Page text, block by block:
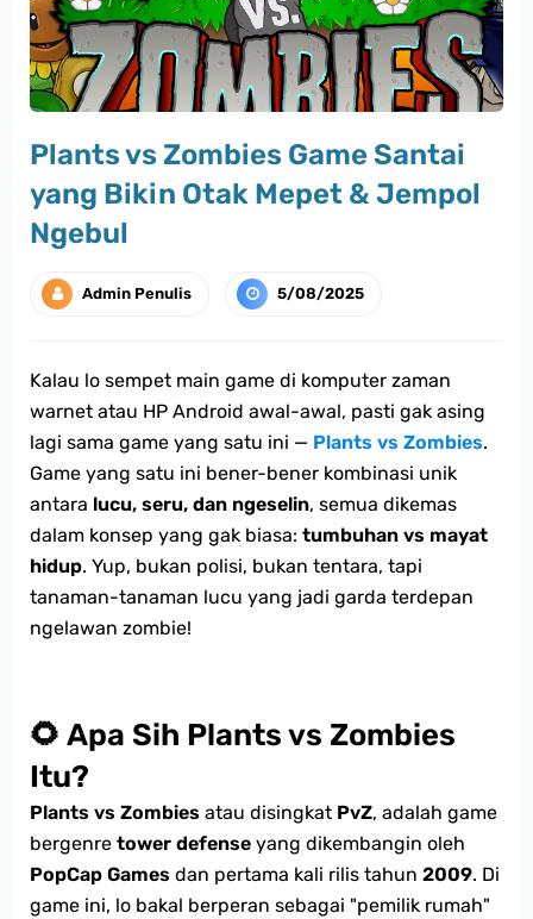
Plants vs Zombies Game Santai
yang Bikin Otak Mepet & Jempol
Ngebul
Admin Penulis 5/08/2025
Kalau lo sempet main game di komputer zaman
warnet atau HP Android awal-awal, pasti gak asing
lagi sama game yang satu ini — Plants vs Zombies.
Game yang satu ini bener-bener kombinasi unik
antara lucu, seru, dan ngeselin, semua dikemas
dalam konsep yang gak biasa: tumbuhan vs mayat
hidup. Yup, bukan polisi, bukan tentara, tapi
tanaman-tanaman lucu yang jadi garda terdepan
ngelawan zombie!
🌻 Apa Sih Plants vs Zombies
Itu?
Plants vs Zombies atau disingkat PvZ, adalah game
bergenre tower defense yang dikembangin oleh
PopCap Games dan pertama kali rilis tahun 2009. Di
game ini, lo bakal berperan sebagai "pemilik rumah"